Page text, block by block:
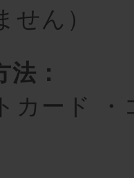
せん）
：
カード